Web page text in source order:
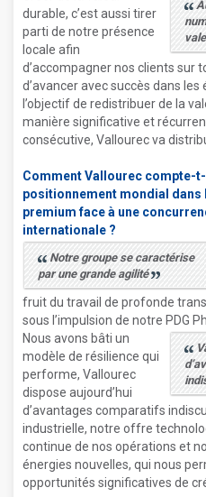
durable, c’est aussi tirer
parti de notre présence
locale afin
d’accompagner nos clients sur
d’avancer avec succès dans
l’objectif de redistribuer de la
manière significative et
consécutive, Vallourec va
Comment Vallourec compte-
positionnement mondial
premium face à une
internationale ?
Notre groupe se caractérise
par une grande agilité
fruit du travail de profonde
sous l’impulsion de notre PDG
Nous avons bâti un
modèle de résilience qui
performe, Vallourec
dispose aujourd’hui
d’avantages comparatifs
industrielle, notre offre
continue de nos opérations et
énergies nouvelles, qui nous
opportunités significatives de